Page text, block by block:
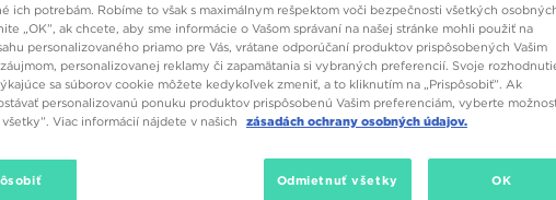
NIKE AIR
70,00 €
84,00 €
ich potrebám. Robíme to však s maximálnym rešpektom voči bezpečnosti všetkých
„OK”, ak chcete, aby sme informácie o Vašom správaní na našej stránke mohli použiť na
personalizovaného priamo pre Vás, vrátane odporúčaní produktov prispôsobených Vašim
personalizovanej reklamy či zapamätania si vybraných preferencií. Svoje
sa súborov cookie môžete kedykoľvek zmeniť, a to kliknutím na „Prispôsobiť”. Ak
personalizovanú ponuku produktov prispôsobenú Vašim preferenciám, vyberte
Viac informácií nájdete v našich
zásadách ochrany osobných údajov.
Odmietnuť všetky OK